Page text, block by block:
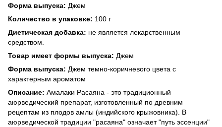
Форма выпуска: Джем
Количество в упаковке: 100 г
Диетическая добавка: не является лекарственным
средством.
Товар имеет формы выпуска: Джем
Форма выпуска: Джем темно-коричневого цвета с
характерным ароматом
Описание: Амалаки Расаяна - это традиционный
аюрведический препарат, изготовленный по древним
рецептам из плодов амлы (индийского крыжовника). В
аюрведической традиции "расаяна" означает "путь эссенции"